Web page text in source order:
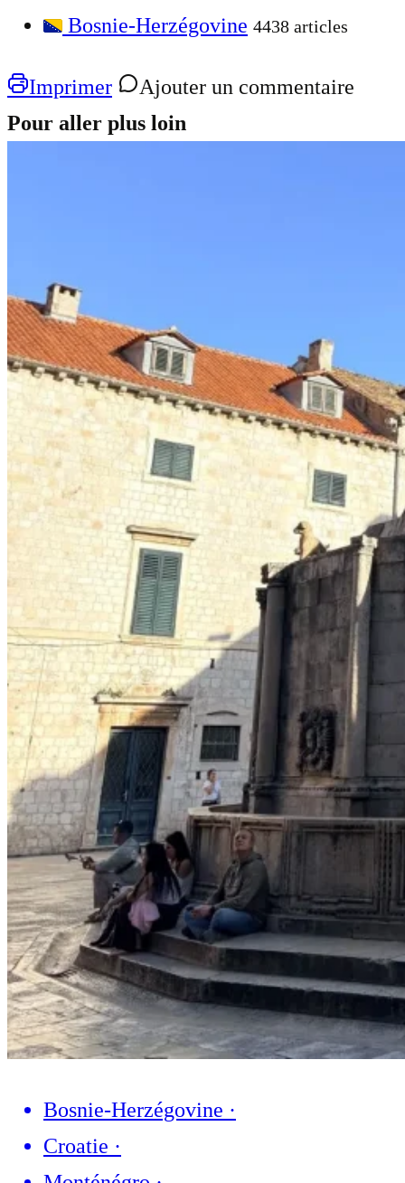
Bosnie-Herzégovine 4438 articles
Imprimer
Ajouter un commentaire
Pour aller plus loin
Bosnie-Herzégovine ·
Croatie ·